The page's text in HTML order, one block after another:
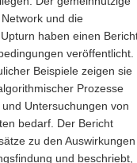
und die
haben einen
veröffentlicht.
Beispiele zeigen sie
Prozesse
Untersuchungen von
bedarf. Der Bericht
zu den Auswirkungen
und beschriebt,